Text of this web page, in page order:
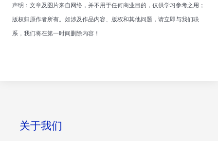
声明：文章及图片来自网络，并不用于任何商业目的，仅供学习参考之用；
版权归原作者所有。如涉及作品内容、版权和其他问题，请立即与我们联
系，我们将在第一时间删除内容！
关于我们